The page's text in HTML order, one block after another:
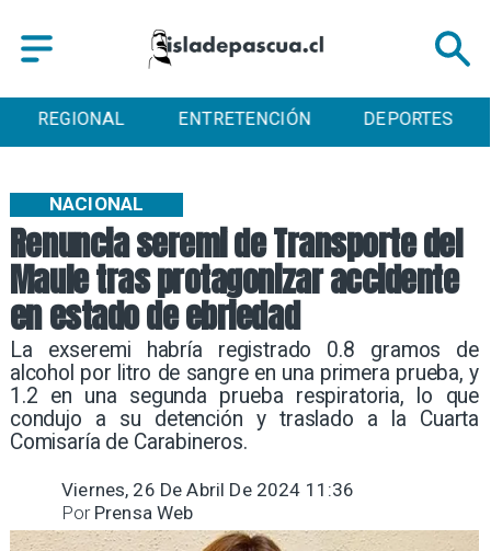
REGIONAL ENTRETENCIÓN DEPORTES
Renuncia seremi de Transporte del
Maule tras protagonizar accidente
en estado de ebriedad
La exseremi habría registrado 0.8 gramos de
alcohol por litro de sangre en una primera prueba, y
1.2 en una segunda prueba respiratoria, lo que
condujo a su detención y traslado a la Cuarta
Comisaría de Carabineros.
NACIONAL
Viernes, 26 De Abril De 2024 11:36
Prensa Web
Por